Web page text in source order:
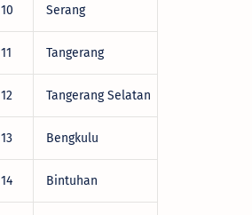
10 Serang
11 Tangerang
12 Tangerang Selatan
13 Bengkulu
14 Bintuhan